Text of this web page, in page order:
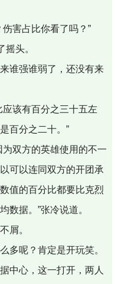
害占比你看了吗？”
头。
谁强谁弱了，还没有来
该有百分之三十五左
百分之二十。”
双方的英雄使用的不一
可以连同双方的开团承
值的百分比都要比克烈
数据。”张冷说道。
屑。
多呢？肯定是开玩笑。
中心，这一打开，两人